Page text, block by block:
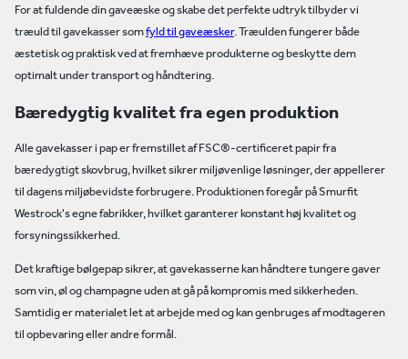
For at fuldende din gaveæske og skabe det perfekte udtryk tilbyder vi
træuld til gavekasser somfyld til gaveæsker. Træulden fungerer både
æstetisk og praktisk ved at fremhæve produkterne og beskytte dem
optimalt under transport og håndtering.
Bæredygtig kvalitet fra egen produktion
Alle gavekasser i pap er fremstillet af FSC®-certificeret papir fra
bæredygtigt skovbrug, hvilket sikrer miljøvenlige løsninger, der appellerer
til dagens miljøbevidste forbrugere. Produktionen foregår på Smurfit
Westrock's egne fabrikker, hvilket garanterer konstant høj kvalitet og
forsyningssikkerhed.
Det kraftige bølgepap sikrer, at gavekasserne kan håndtere tungere gaver
som vin, øl og champagne uden at gå på kompromis med sikkerheden.
Samtidig er materialet let at arbejde med og kan genbruges af modtageren
til opbevaring eller andre formål.